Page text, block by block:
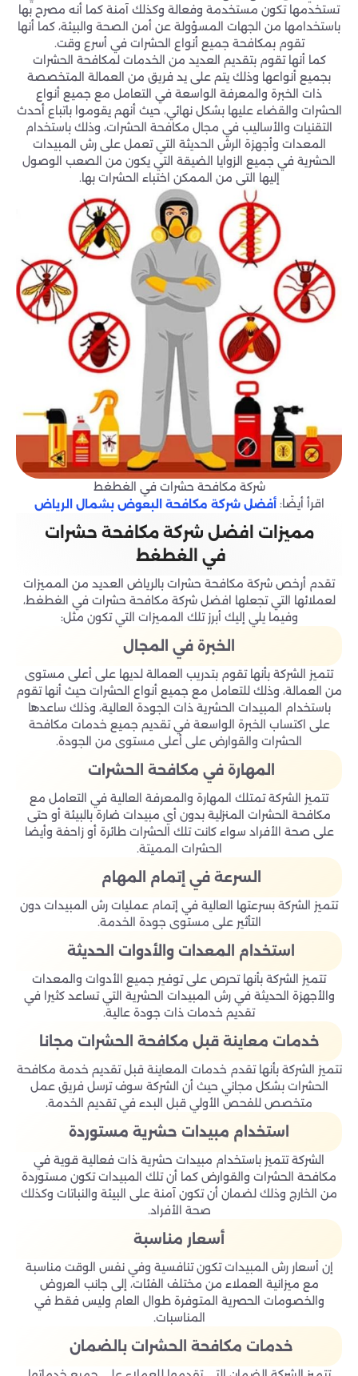
تستخدمها تكون مستخدمة وفعالة وكذلك آمنة كما أنه مصرح بها
باستخدامها من الجهات المسؤولة عن أمن الصحة والبيئة، كما أنها
تقوم بمكافحة جميع أنواع الحشرات في أسرع وقت.
كما أنها تقوم بتقديم العديد من الخدمات لمكافحة الحشرات
بجميع أنواعها وذلك يتم على يد فريق من العمالة المتخصصة
ذات الخبرة والمعرفة الواسعة في التعامل مع جميع أنواع
الحشرات والقضاء عليها بشكل نهائي، حيث أنهم يقوموا باتباع أحدث
التقنيات والأساليب في مجال مكافحة الحشرات، وذلك باستخدام
المعدات وأجهزة الرش الحديثة التي تعمل على رش المبيدات
الحشرية في جميع الزوايا الضيقة التي يكون من الصعب الوصول
إليها التي من الممكن اختباء الحشرات بها.
شركة مكافحة حشرات في الغطغط
اقرأ أيضًا:أفضل شركة مكافحة البعوض بشمال الرياض
مميزات افضل شركة مكافحة حشرات
في الغطغط
تقدم أرخص شركة مكافحة حشرات بالرياض العديد من المميزات
لعملائها التي تجعلها افضل شركة مكافحة حشرات في الغطغط،
وفيما يلي إليك أبرز تلك المميزات التي تكون مثل:
الخبرة في المجال
تتميز الشركة بأنها تقوم بتدريب العمالة لديها على أعلى مستوى
من العمالة، وذلك للتعامل مع جميع أنواع الحشرات حيث أنها تقوم
باستخدام المبيدات الحشرية ذات الجودة العالية، وذلك ساعدها
على اكتساب الخبرة الواسعة في تقديم جميع خدمات مكافحة
الحشرات والقوارض على أعلى مستوى من الجودة.
المهارة في مكافحة الحشرات
تتميز الشركة تمتلك المهارة والمعرفة العالية في التعامل مع
مكافحة الحشرات المنزلية بدون أي مبيدات ضارة بالبيئة أو حتى
على صحة الأفراد سواء كانت تلك الحشرات طائرة أو زاحفة وأيضا
الحشرات المميتة.
السرعة في إتمام المهام
تتميز الشركة بسرعتها العالية في إتمام عمليات رش المبيدات دون
التأثير على مستوى جودة الخدمة.
استخدام المعدات والأدوات الحديثة
تتميز الشركة بأنها تحرص على توفير جميع الأدوات والمعدات
والأجهزة الحديثة في رش المبيدات الحشرية التي تساعد كثيرا في
تقديم خدمات ذات جودة عالية.
خدمات معاينة قبل مكافحة الحشرات مجانا
تتميز الشركة بأنها تقدم خدمات المعاينة قبل تقديم خدمة مكافحة
الحشرات بشكل مجاني حيث أن الشركة سوف ترسل فريق عمل
متخصص للفحص الأولي قبل البدء في تقديم الخدمة.
استخدام مبيدات حشرية مستوردة
الشركة تتميز باستخدام مبيدات حشرية ذات فعالية قوية في
مكافحة الحشرات والقوارض كما أن تلك المبيدات تكون مستوردة
من الخارج وذلك لضمان أن تكون آمنة على البيئة والنباتات وكذلك
صحة الأفراد.
أسعار مناسبة
إن أسعار رش المبيدات تكون تنافسية وفي نفس الوقت مناسبة
مع ميزانية العملاء من مختلف الفئات، إلى جانب العروض
والخصومات الحصرية المتوفرة طوال العام وليس فقط في
المناسبات.
خدمات مكافحة الحشرات بالضمان